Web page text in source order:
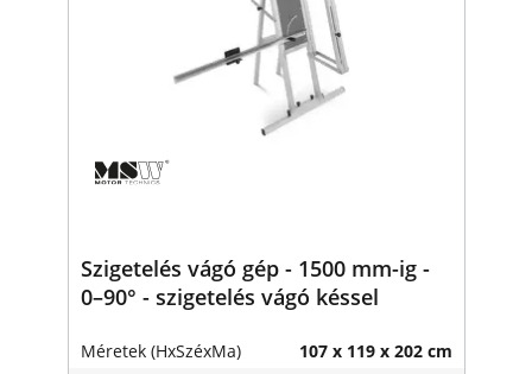
Szigetelés vágó gép - 1500 mm-ig -
0–90° - szigetelés vágó késsel
Méretek (HxSzéxMa) 107 x 119 x 202 cm